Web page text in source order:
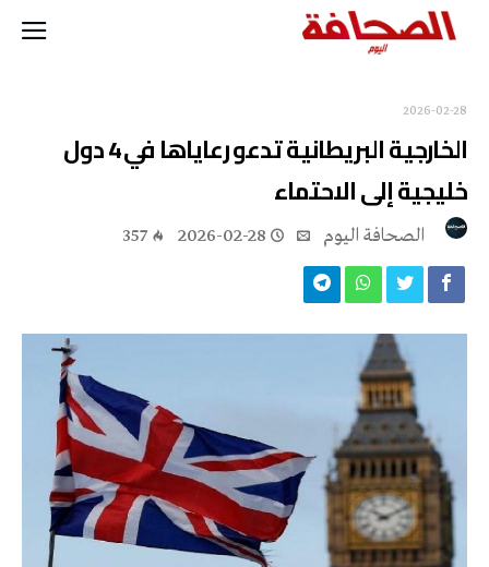
2026-02-28
الخارجية البريطانية تدعو رعاياها في 4 دول
خليجية إلى الاحتماء
2026-02-28
357